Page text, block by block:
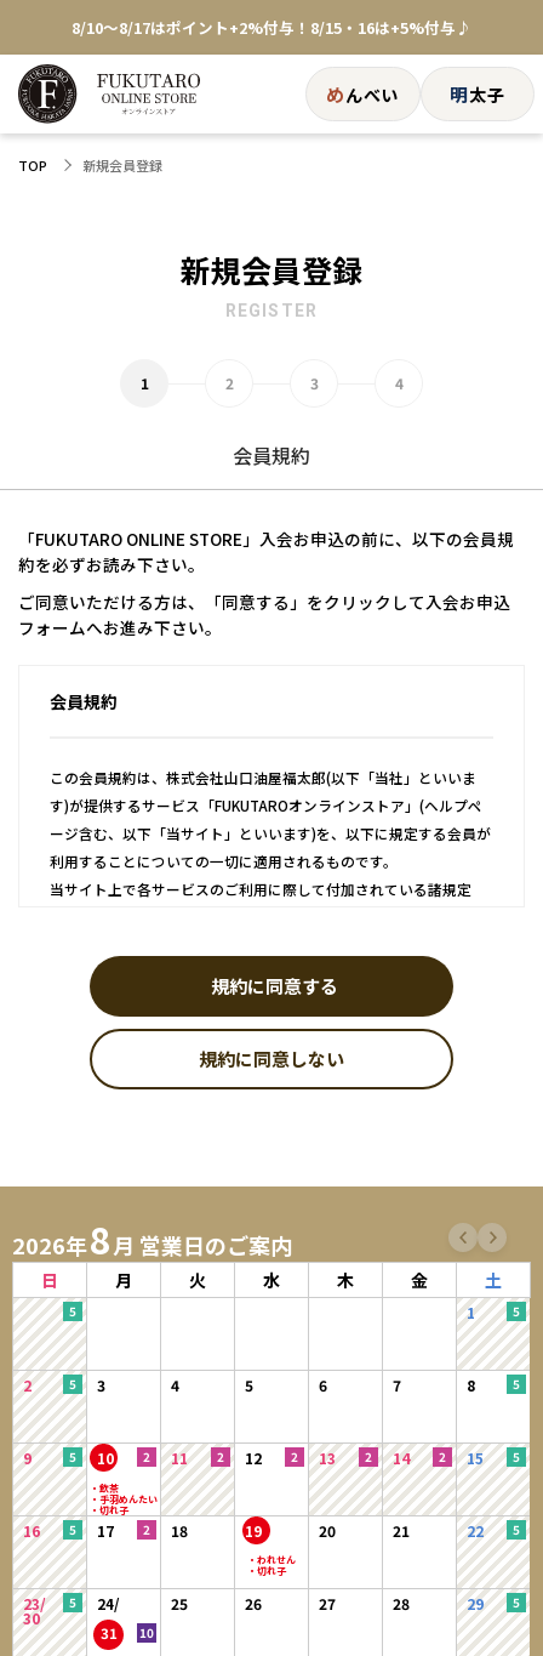
8/10～8/17はポイント+2%付与！8/15・16は+5%付与♪
★めんべい25周年記念商品が登場★
【色々な味を試したい方へ】ポストイン！めんべい
めんべい 明太子
TOP 新規会員登録
新規会員登録
REGISTER
会員規約
「FUKUTARO ONLINE STORE」入会お申込の前に、以下の会員規
約を必ずお読み下さい。
ご同意いただける方は、「同意する」をクリックして入会お申込
フォームへお進み下さい。
会員規約
この会員規約は、株式会社山口油屋福太郎(以下「当社」といいま
す)が提供するサービス「FUKUTAROオンラインストア」(ヘルプペ
ージ含む、以下「当サイト」といいます)を、以下に規定する会員が
利用することについての一切に適用されるものです。
当サイト上で各サービスのご利用に際して付加されている諸規定
サービスについては、当サイトのサポート範囲外となるため、各リ
ンク先の規約に従うものとします）
第1条 会員登録
が必要になります。
1．入会費・年会費は無料です。
2．会員登録及び、購入手続きをもって本規約に同意したものとみなしま
3．登録手続きの際は、予め注意事項をよくご確認いただき、正確な情報
をご入力ください。
4．会員情報は自らの責任において登録し、記入漏れや誤りにより、会員
に損害が生じたとしても、当社は一切の責任を負わないものとしま
す。
5．会員は、当サイトの会員として有する権利を第三者に譲渡若しくは使
用させる、売買、名義変更、質権の設定その他の担保に供する等の行
為はできないものとします。
【会員のみなさまから提供された個人情報管理および利用目的】
当サイトを利用するにあたって、会員の住所、電話番号、メールアドレ
ス、購入履歴などの大切な個人情報がネットサーバ上に登録されますが、
当社は、当社の個人情報保護方針に従い、その個人情報を適切かつ確実に
管理するものとし、法令などにより開示が求められる場合を除き、開示し
ないものとします。個人情報は、お問い合せについての返信・連絡、メー
規約に同意する
規約に同意しない
2026年8月 営業日のご案内
日 月 火 水 木 金 土
1
2 3 4 5 6 7 8
9 10 11 12 13 14 15
16 17 18 19 20 21 22
23/
30
24/
31
25 26 27 28 29